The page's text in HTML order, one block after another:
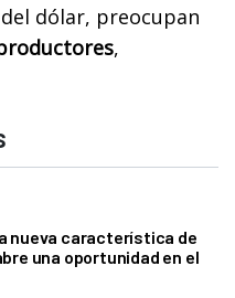
dólar, preocupan
,
nueva característica de
una oportunidad en el